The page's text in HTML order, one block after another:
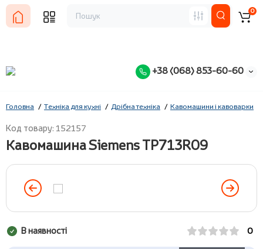
+38 (068) 853-60-60
0
Головна Техніка для кухні Дрібна техніка Кавомашини і кавоварки
Код товару: 152157
Кавомашина Siemens TP713R09
В наявності 0